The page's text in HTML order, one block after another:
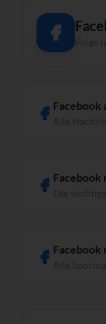
Facebook
Facebook
Facebook